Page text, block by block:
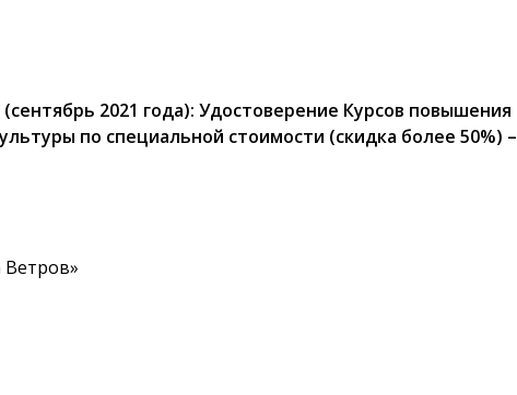
2021 года): Удостоверение Курсов повышения
по специальной стоимости (скидка более 50%) –